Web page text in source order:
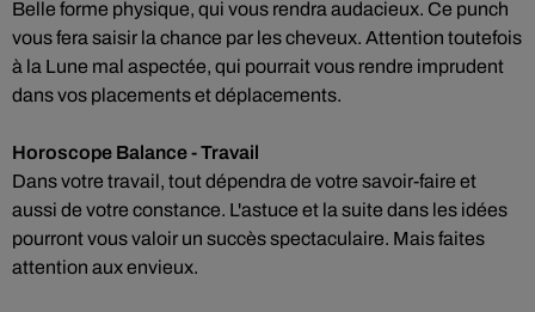
Belle forme physique, qui vous rendra audacieux. Ce punch
vous fera saisir la chance par les cheveux. Attention toutefois
à la Lune mal aspectée, qui pourrait vous rendre imprudent
dans vos placements et déplacements.
Horoscope Balance - Travail
Dans votre travail, tout dépendra de votre savoir-faire et
aussi de votre constance. L'astuce et la suite dans les idées
pourront vous valoir un succès spectaculaire. Mais faites
attention aux envieux.